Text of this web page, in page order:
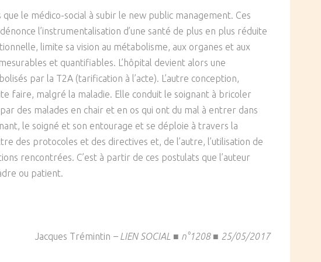
le médico-social à subir le new public management. Ces
l’instrumentalisation d’une santé de plus en plus réduite
limite sa vision au métabolisme, aux organes et aux
et quantifiables. L’hôpital devient alors une
par la T2A (tarification à l’acte). L’autre conception,
faire, malgré la maladie. Elle conduit le soignant à bricoler
des malades en chair et en os qui ont du mal à entrer dans
le soigné et son entourage et se déploie à travers la
des protocoles et des directives et, de l’autre, l’utilisation de
rencontrées. C’est à partir de ces postulats que l’auteur
ou patient.
Jacques Trémintin – LIEN SOCIAL ■ n°1208 ■ 25/05/2017